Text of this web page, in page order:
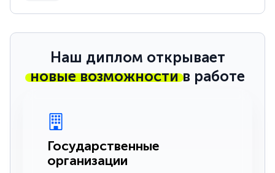
Наш диплом открывает
новые возможностив работе
Государственные
организации